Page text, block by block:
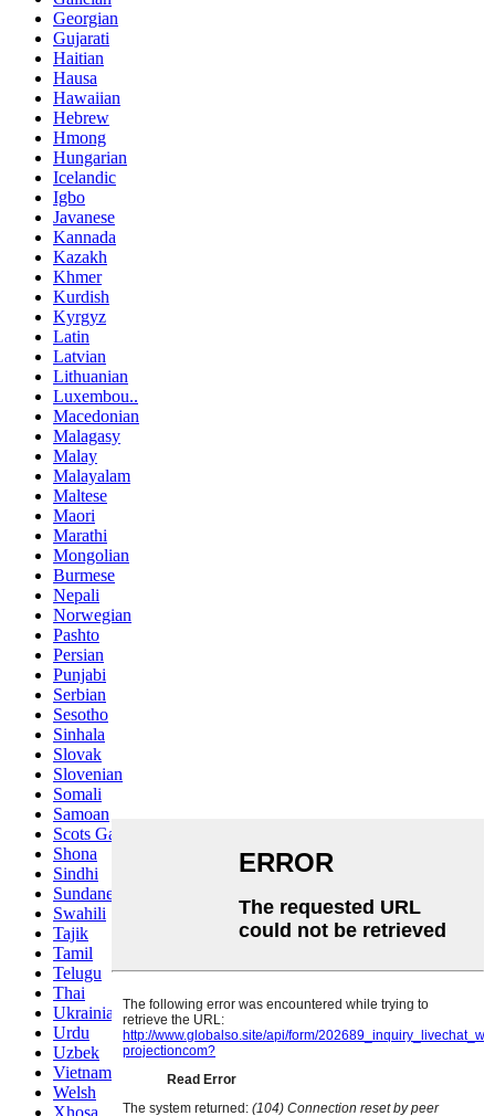
Georgian
Gujarati
Haitian
Hausa
Hawaiian
Hebrew
Hmong
Hungarian
Icelandic
Igbo
Javanese
Kannada
Kazakh
Khmer
Kurdish
Kyrgyz
Latin
Latvian
Lithuanian
Luxembou..
Macedonian
Malagasy
Malay
Malayalam
Maltese
Maori
Marathi
Mongolian
Burmese
Nepali
Norwegian
Pashto
Persian
Punjabi
Serbian
Sesotho
Sinhala
Slovak
Slovenian
Somali
Samoan
Scots Gaelic
Shona
Sindhi
Sundanese
Swahili
Tajik
Tamil
Telugu
Thai
Ukrainian
Urdu
Uzbek
Vietnamese
Welsh